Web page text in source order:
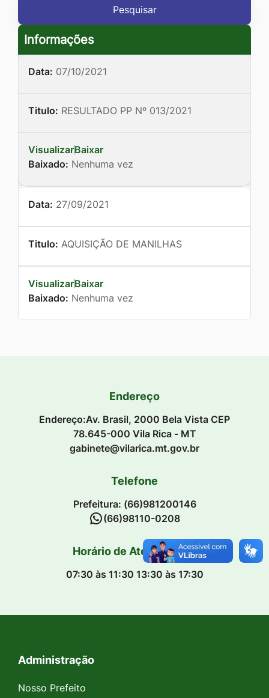
Pesquisar
Informações
Data: 07/10/2021
Titulo: RESULTADO PP Nº 013/2021
VisualizarBaixar
Baixado: Nenhuma vez
Data: 27/09/2021
Titulo: AQUISIÇÃO DE MANILHAS
VisualizarBaixar
Baixado: Nenhuma vez
Endereço
Endereço:Av. Brasil, 2000 Bela Vista CEP
78.645-000 Vila Rica - MT
gabinete@vilarica.mt.gov.br
Telefone
Prefeitura: (66)981200146
(66)98110-0208
Horário de Atendimento
07:30 às 11:30 13:30 às 17:30
Seção do Rodapé e Contato
Administração
Nosso Prefeito